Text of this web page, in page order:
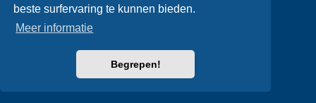
beste surfervaring te kunnen bieden.
Meer informatie
Begrepen!